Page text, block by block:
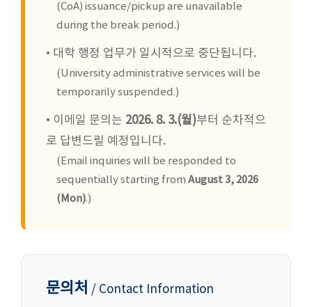
(CoA) issuance/pickup are unavailable
during the break period.)
• 대학 행정 업무가 일시적으로 중단됩니다.
(University administrative services will be
temporarily suspended.)
• 이메일 문의는 2026. 8. 3.(월)부터 순차적으
로 답변드릴 예정입니다.
(Email inquiries will be responded to
sequentially starting from August 3, 2026
(Mon).)
문의처 / Contact Information